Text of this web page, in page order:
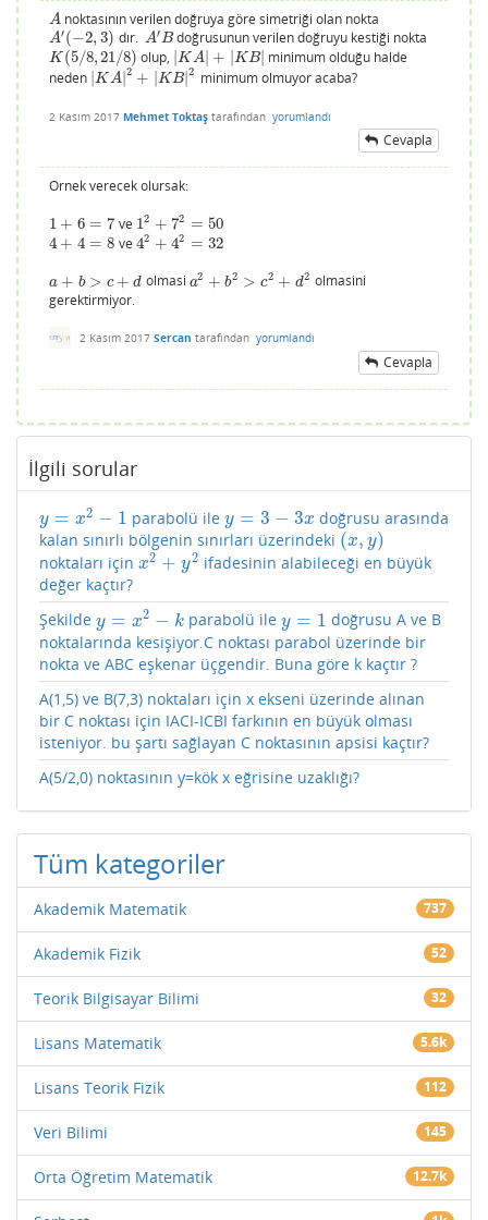
A
A noktasının verilen doğruya göre simetriği olan nokta
A′(−2, 3)
A′(−2,3) dır. A′B
A′B doğrusunun verilen doğruyu kestiği nokta
K(5/8,21/8)
K(5/8,21/8) olup, |K A + KB
|KA| |K B|
minimum olduğu halde
neden K A| 2 + KB |2
|KA| 2+ |K B|2 minimum olmuyor acaba?
2 Kasım 2017 Mehmet Toktaş tarafından yorumlandı
Cevapla
Ornek verecek olursak:
1 + 6 = 7
1 +6 =7 ve 12 + 72 = 50
12 +72=50
4 + 4 = 8
4 +4 =8 ve 42 + 42 = 32
42 +42=32
a + b > c + d
a+b>c +d olmasi a2 + b2 > c2 + d2
a2 +b2>c 2+ d2
olmasini
gerektirmiyor.
2 Kasım 2017 Sercan tarafından yorumlandı
Cevapla
İlgili sorular
y = x2 − 1
y= x2 −1 parabolü iley = 3 − 3x
y=3− 3x
doğrusu arasında
kalan sınırlı bölgenin sınırları üzerindeki (x, y)
(x,y
noktaları için x2 + y2
x2+y2
ifadesinin alabileceği en büyük
değer kaçtır?
Şekilde y = x2 − k
y= x2 −k parabolü iley = 1
y=1
doğrusu A ve B
noktalarında kesişiyor.C noktası parabol üzerinde bir
nokta ve ABC eşkenar üçgendir. Buna göre k kaçtır ?
A(1,5) ve B(7,3) noktaları için x ekseni üzerinde alınan
bir C noktası için IACI-ICBI farkının en büyük olması
isteniyor. bu şartı sağlayan C noktasının apsisi kaçtır?
A(5/2,0) noktasının y=kök x eğrisine uzaklığı?
Tüm kategoriler
Akademik Matematik 737
Akademik Fizik 52
Teorik Bilgisayar Bilimi 32
Lisans Matematik 5.6k
Lisans Teorik Fizik 112
Veri Bilimi 145
Orta Öğretim Matematik 12.7k